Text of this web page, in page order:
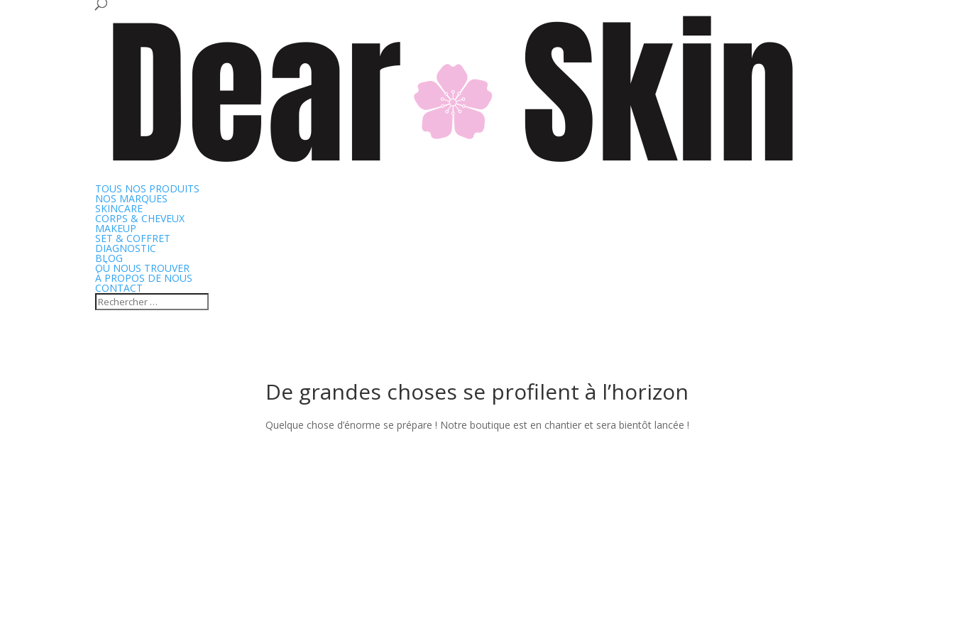
TOUS NOS PRODUITS
NOS MARQUES
SKINCARE
CORPS & CHEVEUX
MAKEUP
SET & COFFRET
DIAGNOSTIC
BLOG
OÙ NOUS TROUVER
À PROPOS DE NOUS
CONTACT
De grandes choses se profilent à l’horizon
Quelque chose d’énorme se prépare ! Notre boutique est en chantier et sera bientôt lancée !